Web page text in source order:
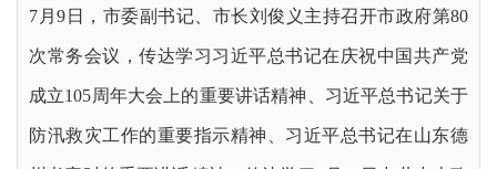
7月9日，市委副书记、市长刘俊义主持召开市政府第80
次常务会议，传达学习习近平总书记在庆祝中国共产党
成立105周年大会上的重要讲话精神、习近平总书记关于
防汛救灾工作的重要指示精神、习近平总书记在山东德